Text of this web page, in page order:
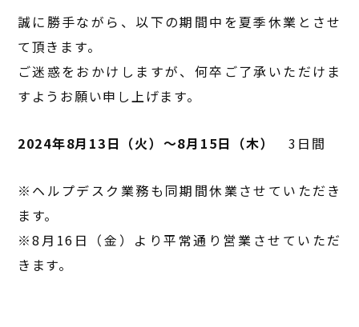
誠に勝手ながら、以下の期間中を夏季休業とさせ
て頂きます。
ご迷惑をおかけしますが、何卒ご了承いただけま
すようお願い申し上げます。
2024年8月13日（火）～8月15日（木） 3日間
※ヘルプデスク業務も同期間休業させていただき
ます。
※8月16日（金）より平常通り営業させていただ
きます。